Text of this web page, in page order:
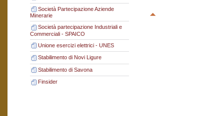
Società Partecipazione Aziende
Minerarie
Società partecipazione Industriali e
Commerciali - SPAICO
Unione esercizi elettrici - UNES
Stabilimento di Novi Ligure
Stabilimento di Savona
Finsider